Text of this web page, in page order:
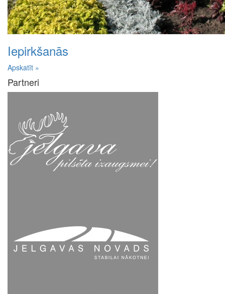
Iepirkšanās
Apskatīt »
Partneri